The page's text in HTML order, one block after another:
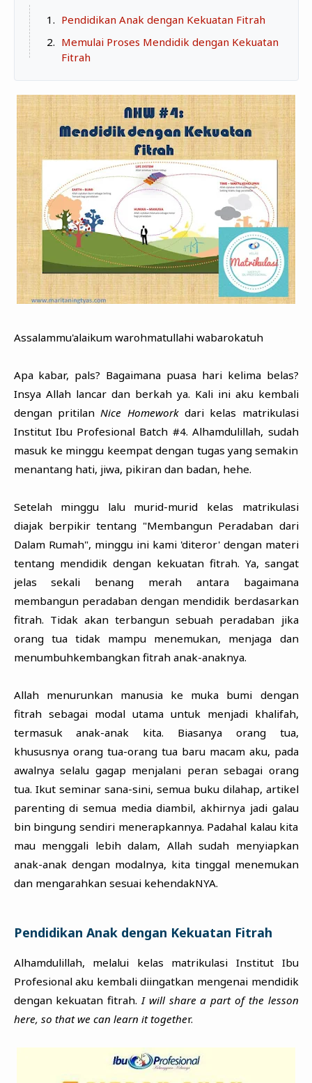
TeknOto
Soal Uang
Blog&Write
Zona Curcol
Ngobrolin Film
Pendidikan Anak dengan Kekuatan Fitrah
Memulai Proses Mendidik dengan Kekuatan
Fitrah
Assalammu'alaikum warohmatullahi wabarokatuh
Apa kabar, pals? Bagaimana puasa hari kelima belas?
Insya Allah lancar dan berkah ya. Kali ini aku kembali
dengan pritilanNice Homeworkdari kelas matrikulasi
Institut Ibu Profesional Batch #4. Alhamdulillah, sudah
masuk ke minggu keempat dengan tugas yang semakin
menantang hati, jiwa, pikiran dan badan, hehe.
Setelah minggu lalu murid-murid kelas matrikulasi
diajak berpikir tentang "Membangun Peradaban dari
Dalam Rumah", minggu ini kami 'diteror' dengan materi
tentang mendidik dengan kekuatan fitrah. Ya, sangat
jelas sekali benang merah antara bagaimana
membangun peradaban dengan mendidik berdasarkan
fitrah. Tidak akan terbangun sebuah peradaban jika
orang tua tidak mampu menemukan, menjaga dan
menumbuhkembangkan fitrah anak-anaknya.
Allah menurunkan manusia ke muka bumi dengan
fitrah sebagai modal utama untuk menjadi khalifah,
termasuk anak-anak kita. Biasanya orang tua,
khususnya orang tua-orang tua baru macam aku, pada
awalnya selalu gagap menjalani peran sebagai orang
tua. Ikut seminar sana-sini, semua buku dilahap, artikel
parenting di semua media diambil, akhirnya jadi galau
bin bingung sendiri menerapkannya. Padahal kalau kita
mau menggali lebih dalam, Allah sudah menyiapkan
anak-anak dengan modalnya, kita tinggal menemukan
dan mengarahkan sesuai kehendakNYA.
Pendidikan Anak dengan Kekuatan Fitrah
Alhamdulillah, melalui kelas matrikulasi Institut Ibu
Profesional aku kembali diingatkan mengenai mendidik
dengan kekuatan fitrah. I will share a part of the lesson
here, so that we can learn it together.